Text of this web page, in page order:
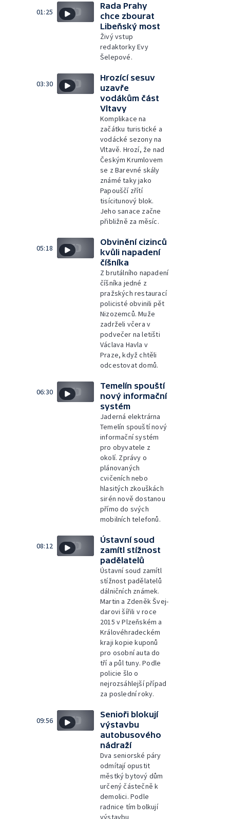
01:25
Rada Prahy
chce zbourat
Libeňský most
Živý vstup
redaktorky Evy
Šelepové.
03:30
Hrozící sesuv
uzavře
vodákům část
Vltavy
Komplikace na
začátku turistické a
vodácké sezony na
Vltavě. Hrozí, že nad
Českým Krumlovem
se z Barevné skály
známé taky jako
Papouščí zřítí
tisícitunový blok.
Jeho sanace začne
přibližně za měsíc.
05:18
Obvinění cizinců
kvůli napadení
číšníka
Z brutálního napadení
číšníka jedné z
pražských restaurací
policisté obvinili pět
Nizozemců. Muže
zadrželi včera v
podvečer na letišti
Václava Havla v
Praze, když chtěli
odcestovat domů.
06:30
Temelín spouští
nový informační
systém
Jaderná elektrárna
Temelín spouští nový
informační systém
pro obyvatele z
okolí. Zprávy o
plánovaných
cvičeních nebo
hlasitých zkouškách
sirén nově dostanou
přímo do svých
mobilních telefonů.
08:12
Ústavní soud
zamítl stížnost
padělatelů
Ústavní soud zamítl
stížnost padělatelů
dálničních známek.
Martin a Zdeněk Švej-
darovi šířili v roce
2015 v Plzeňském a
Královéhradeckém
kraji kopie kuponů
pro osobní auta do
tří a půl tuny. Podle
policie šlo o
nejrozsáhlejší případ
za poslední roky.
09:56
Senioři blokují
výstavbu
autobusového
nádraží
Dva seniorské páry
odmítají opustit
městký bytový dům
určený částečně k
demolici. Podle
radnice tím bolkují
výstavbu